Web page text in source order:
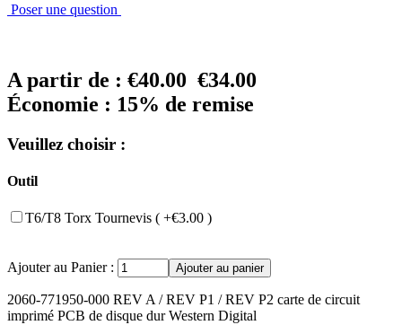
Poser une question
A partir de : €40.00 €34.00
Économie : 15% de remise
Veuillez choisir :
Outil
T6/T8 Torx Tournevis ( +€3.00 )
Ajouter au Panier :
2060-771950-000 REV A / REV P1 / REV P2 carte de circuit
imprimé PCB de disque dur Western Digital